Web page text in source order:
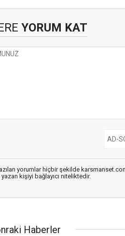
YORUM KAT
yorumlar hiçbir şekilde
yazan kişiyi bağlayıcı niteliktedir.
Haberler